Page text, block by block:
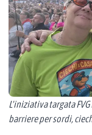
L'iniziativa targata
barriere per sordi,